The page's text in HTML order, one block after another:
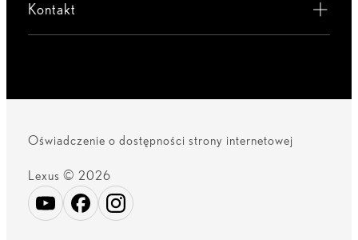
Kontakt
Oświadczenie o dostępności strony internetowej
Lexus © 2026